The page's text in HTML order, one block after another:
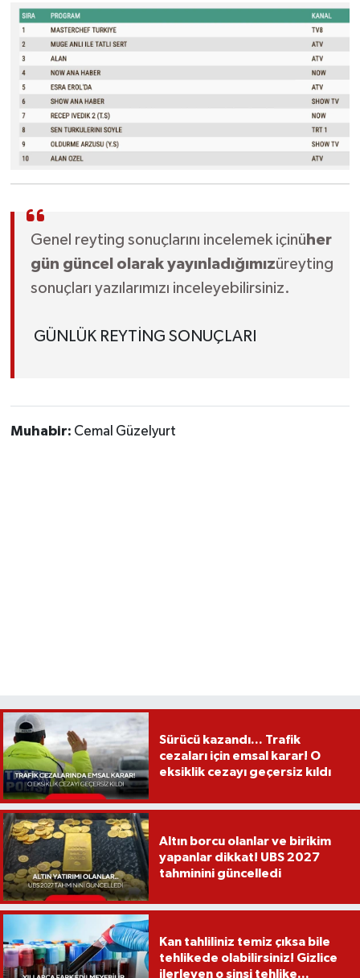
Genel reyting sonuçlarını incelemek içinü her
gün güncel olarak yayınladığımızüreyting
sonuçları yazılarımızı inceleyebilirsiniz.
GÜNLÜK REYTİNG SONUÇLARI
Muhabir: Cemal Güzelyurt
Sürücü kazandı... Trafik
cezaları için emsal karar! O
eksiklik cezayı geçersiz kıldı
Altın borcu olanlar ve birikim
yapanlar dikkat! UBS 2027
tahminini güncelledi
Kan tahliliniz temiz çıksa bile
tehlikede olabilirsiniz! Gizlice
ilerleyen o sinsi tehlike...